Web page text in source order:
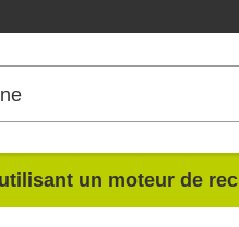
un moteur de